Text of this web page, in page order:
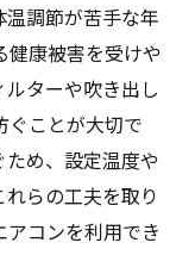
調節が苦手な年
健康被害を受けや
ターや吹き出し
ぐことが大切で
め、設定温度や
らの工夫を取り
コンを利用でき